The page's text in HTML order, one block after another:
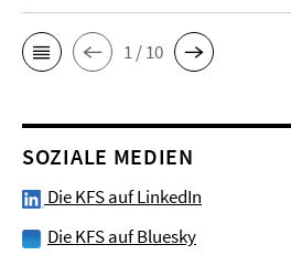
1 / 10
SOZIALE MEDIEN
Die KFS auf LinkedIn
Die KFS auf Bluesky